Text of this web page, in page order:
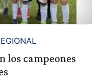
los campeones